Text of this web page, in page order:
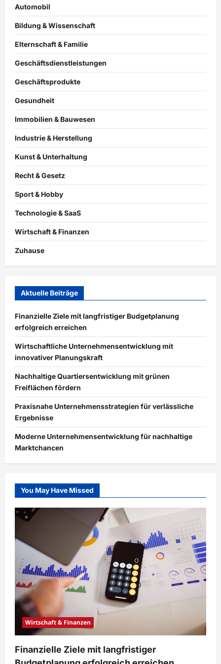
Automobil
Bildung & Wissenschaft
Elternschaft & Familie
Geschäftsdienstleistungen
Geschäftsprodukte
Gesundheit
Immobilien & Bauwesen
Industrie & Herstellung
Kunst & Unterhaltung
Recht & Gesetz
Sport & Hobby
Technologie & SaaS
Wirtschaft & Finanzen
Zuhause
Aktuelle Beiträge
Finanzielle Ziele mit langfristiger Budgetplanung
erfolgreich erreichen
Wirtschaftliche Unternehmensentwicklung mit
innovativer Planungskraft
Nachhaltige Quartiersentwicklung mit grünen
Freiflächen fördern
Praxisnahe Unternehmensstrategien für verlässliche
Ergebnisse
Moderne Unternehmensentwicklung für nachhaltige
Marktchancen
You May Have Missed
Wirtschaft & Finanzen
Finanzielle Ziele mit langfristiger